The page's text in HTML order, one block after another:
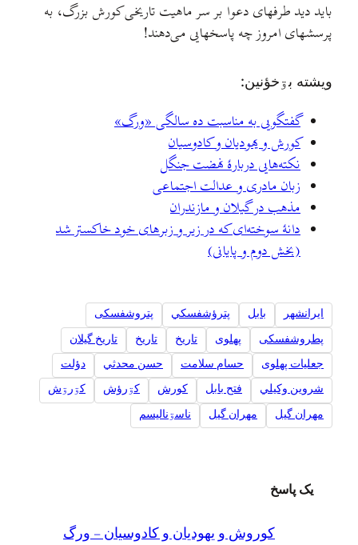
باید دید طرفهای دعوا بر سر ماهیت تاریخی کورش بزرگ، به
پرسشهای امروز چه پاسخهایی می‌دهند!
ويشته بۊخؤنين:
گفتگویی به مناسبت ده سالگی «ورگ»
کورش و یهودیان و کادوسیان
نکته‌هایی دربارهٔ نهضت جنگل
زبان مادری و عدالت اجتماعی
مذهب در گیلان و مازندران
دانه­ٔ سوخته‌­ای که در زیر و زبرهای خود خاکستر شد
(بخش دوم و پایانی)
ايرانشهر بابل پترؤشفسکي پتروشفسکی
پطروشفسکی پهلوی تاريخ تاریخ تاریخ گیلان
جعلیات پهلوی حسام سلامت حسن محدثي دؤلت
شروين وکيلي فتح بابل کورش کۊرؤش کۊرۊش
مهران گيل مهران گیل ناسۊناليسم
یک پاسخ
کوروش و یهودیان و کادوسیان – ورگ